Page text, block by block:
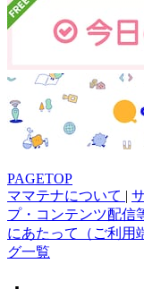
PAGETOP
ママテナについて |
プ・コンテンツ配信
にあたって（ご利用
グ一覧